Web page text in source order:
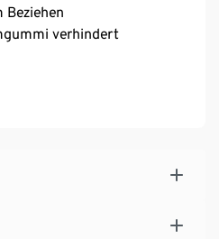
verhindert
waschbar bei 60